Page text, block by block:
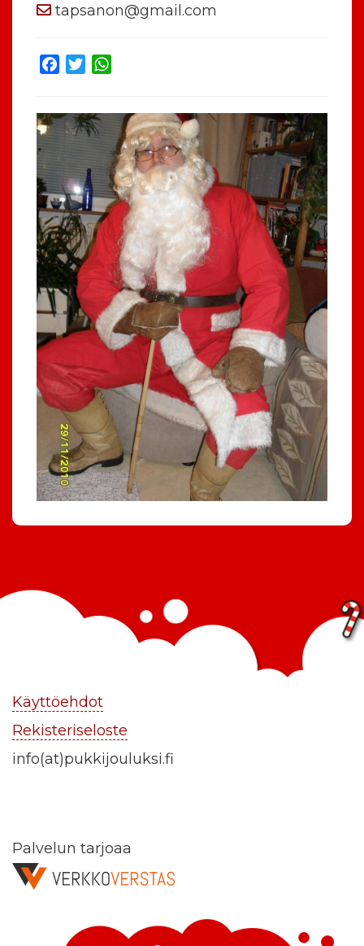
tapsanon@gmail.com
Facebook
Twitter
Käyttöehdot
Rekisteriseloste
info(at)pukkijouluksi.fi
Palvelun tarjoaa